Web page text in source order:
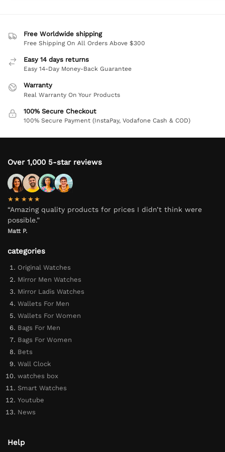
Free Worldwide shipping
Free Shipping On All Orders Above $300
Easy 14 days returns
Easy 14-Day Money-Back Guarantee
Warranty
Real Warranty On Your Products
100% Secure Checkout
100% Secure Payment (InstaPay, Vodafone Cash & COD)
Over 1,000 5-star reviews
★★★★★
“Amazing quality products for prices I didn’t think were
possible.”
Matt P.
categories
Original Watches
Mirror Men Watches
Mirror Ladis Watches
Wallets For Men
Wallets For Women
Bags For Men
Bags For Women
Bets
Wall Clock
watches box
Smart Watches
Youtube
News
Help